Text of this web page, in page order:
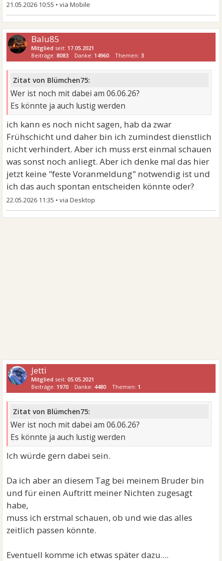
21.05.2026 10:55 •
Balu85
Mitglied seit: 17.05.2021
Beiträge:8083 Danke: 14960 Themen:3
Zitat von Blümchen75:
Wer ist noch mit dabei am 06.06.26?
Es könnte ja auch lustig werden
ich kann es noch nicht sagen, hab da zwar
Frühschicht und daher bin ich zumindest dienstlich
nicht verhindert. Aber ich muss erst einmal schauen
was sonst noch anliegt. Aber ich denke mal das hier
jetzt keine "feste Voranmeldung" notwendig ist und
ich das auch spontan entscheiden könnte oder?
22.05.2026 11:35 •
Jetti
Mitglied seit:05.05.2021
Beiträge: 1970 Danke: 4480 Themen: 1
Zitat von Blümchen75:
Wer ist noch mit dabei am 06.06.26?
Es könnte ja auch lustig werden
Ich würde gern dabei sein.
Da ich aber an diesem Tag bei meinem Bruder bin
und für einen Auftritt meiner Nichten zugesagt
habe,
muss ich erstmal schauen, ob und wie das alles
zeitlich passen könnte.
Eventuell komme ich etwas später dazu....